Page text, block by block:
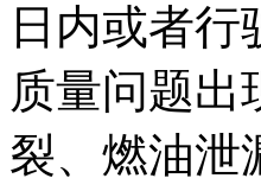
日内或者
质量问题出
裂、燃油泄